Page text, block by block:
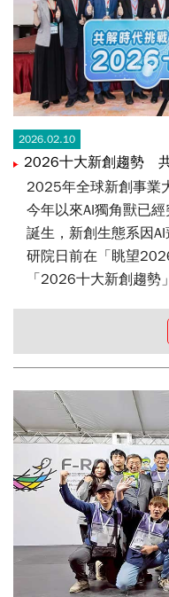
2026.02.10
2026十大新創趨勢
2025年全球新創事業
今年以來AI獨角獸已
誕生，新創生態系因
研院日前在「眺望
「2026十大新創趨